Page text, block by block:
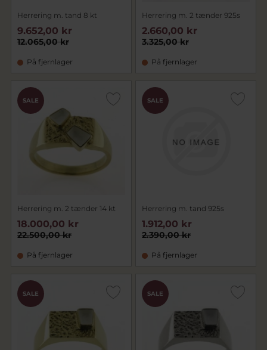
Herrering m. tand 8 kt
12.065,00 kr
9.652,00 kr
På fjernlager
Herrering m. 2 tænder 925s
3.325,00 kr
2.660,00 kr
På fjernlager
SALE
Herrering m. 2 tænder 14 kt
22.500,00 kr
18.000,00 kr
På fjernlager
SALE
Herrering m. tand 925s
2.390,00 kr
1.912,00 kr
På fjernlager
SALE SALE